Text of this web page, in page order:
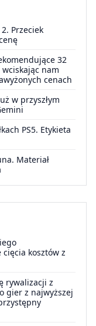
Przeciek
32
nam
cenach
w przyszłym
PS5. Etykieta
Materiał
kosztów z
rywalizacji z
gier z najwyższej